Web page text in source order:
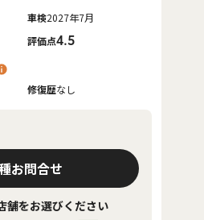
車検2027年7月
評価点4.5
修復歴なし
お問合せ
舗をお選びください